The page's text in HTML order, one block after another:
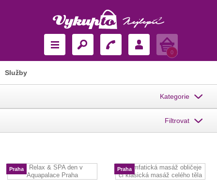
Košík
0
Služby
Kategorie
Filtrovat
Praha Praha